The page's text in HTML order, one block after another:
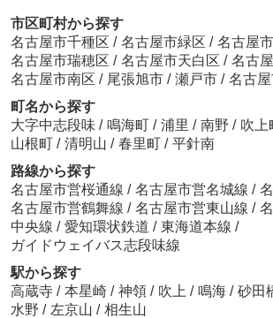
市区町村から探す
名古屋市千種区 / 名古屋市緑区 / 名古屋
名古屋市瑞穂区 / 名古屋市天白区 / 名古
名古屋市南区 / 尾張旭市 / 瀬戸市 / 名古
町名から探す
大字中志段味 / 鳴海町 / 浦里 / 南野 / 吹上
山根町 / 清明山 / 春里町 / 平針南
路線から探す
名古屋市営桜通線 / 名古屋市営名城線 /
名古屋市営鶴舞線 / 名古屋市営東山線 /
中央線 / 愛知環状鉄道 / 東海道本線 /
ガイドウェイバス志段味線
駅から探す
高蔵寺 / 本星崎 / 神領 / 吹上 / 鳴海 / 砂田
水野 / 左京山 / 相生山